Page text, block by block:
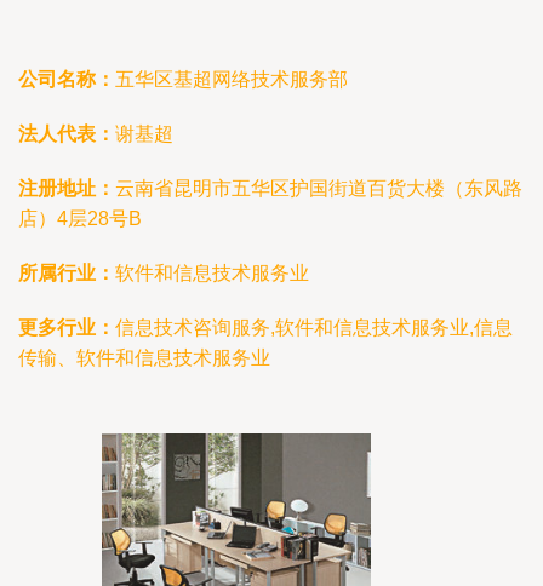
公司名称： 五华区基超网络技术服务部
法人代表： 谢基超
注册地址： 云南省昆明市五华区护国街道百货大楼（东风路
店）4层28号B
所属行业： 软件和信息技术服务业
更多行业： 信息技术咨询服务,软件和信息技术服务业,信息
传输、软件和信息技术服务业